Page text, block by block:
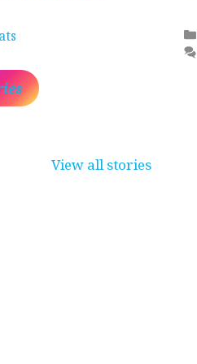
View all stories
~ रामसा पीर, रुणेचा